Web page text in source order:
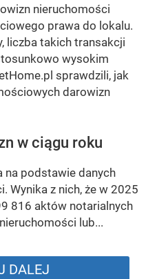
nieruchomości
prawa do lokalu.
liczba takich transakcji
wysokim
sprawdzili, jak
darowizn
w ciągu roku
na podstawie danych
Wynika z nich, że w 2025
816 aktów notarialnych
lub...
DALEJ